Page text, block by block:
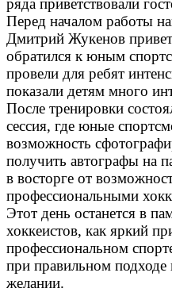
ряда приветствовали
Перед началом работы
Дмитрий Жукенов
обратился к юным
провели для ребят
показали детям много
После тренировки
сессия, где юные
возможность
получить автографы на
в восторге от
профессиональными
Этот день останется в
хоккеистов, как яркий
профессиональном
при правильном
желании.